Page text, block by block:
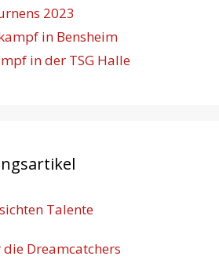
2023
in Bensheim
in der TSG Halle
Talente
Dreamcatchers